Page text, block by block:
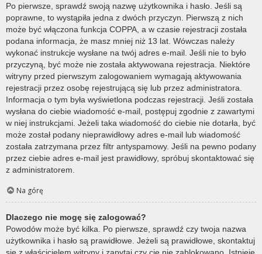
Po pierwsze, sprawdź swoją nazwę użytkownika i hasło. Jeśli są
poprawne, to wystąpiła jedna z dwóch przyczyn. Pierwszą z nich
może być włączona funkcja COPPA, a w czasie rejestracji została
podana informacja, że masz mniej niż 13 lat. Wówczas należy
wykonać instrukcje wysłane na twój adres e-mail. Jeśli nie to było
przyczyną, być może nie została aktywowana rejestracja. Niektóre
witryny przed pierwszym zalogowaniem wymagają aktywowania
rejestracji przez osobę rejestrującą się lub przez administratora.
Informacja o tym była wyświetlona podczas rejestracji. Jeśli została
wysłana do ciebie wiadomość e-mail, postępuj zgodnie z zawartymi
w niej instrukcjami. Jeżeli taka wiadomość do ciebie nie dotarła, być
może został podany nieprawidłowy adres e-mail lub wiadomość
została zatrzymana przez filtr antyspamowy. Jeśli na pewno podany
przez ciebie adres e-mail jest prawidłowy, spróbuj skontaktować się
z administratorem.
Na górę
Dlaczego nie mogę się zalogować?
Powodów może być kilka. Po pierwsze, sprawdź czy twoja nazwa
użytkownika i hasło są prawidłowe. Jeżeli są prawidłowe, skontaktuj